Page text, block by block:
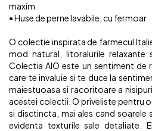
maxim
• Huse de perne lavabile, cu fermoar
O colectie inspirata de farmecul
mod natural, litoralurile relaxante
Colectia AIO este un sentiment de
care te invaluie si te duce la
maiestuoasa si racoritoare a
acestei colectii. O priveliste pentru
si disctincta, mai ales cand soarele
evidenta texturile sale detaliate.